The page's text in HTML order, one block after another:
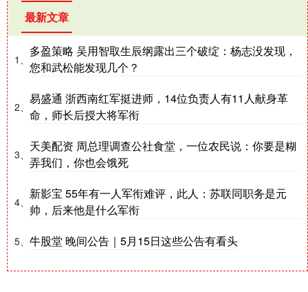
最新文章
1、
多盈策略 吴用智取生辰纲露出三个破绽：杨志没发现，
您和武松能发现几个？
2、
易盛通 浙西南红军挺进师，14位负责人有11人献身革
命，师长后授大将军衔
3、
天美配资 周总理调查公社食堂，一位农民说：你要是糊
弄我们，你也会饿死
4、
新影宝 55年有一人军衔难评，此人：苏联同职务是元
帅，后来他是什么军衔
5、 牛股堂 晚间公告｜5月15日这些公告有看头